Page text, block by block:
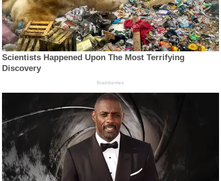
Scientists Happened Upon The Most Terrifying
Discovery
Brainberries